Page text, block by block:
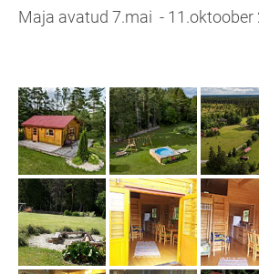
Maja avatud 7.mai - 11.oktoober